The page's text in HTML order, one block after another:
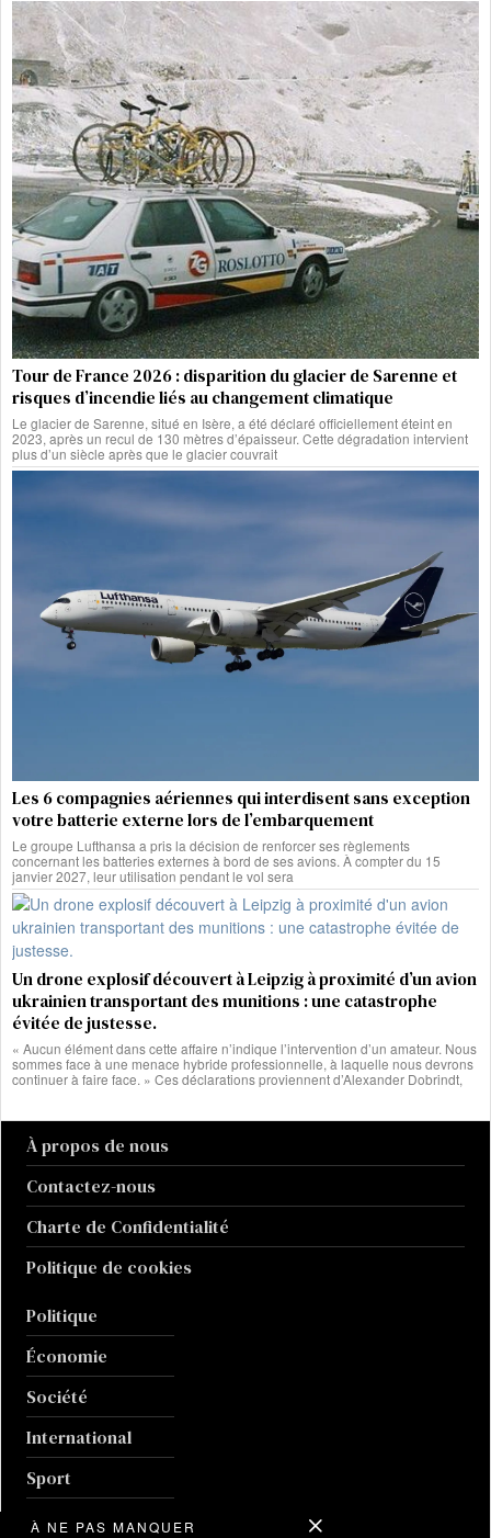
Tour de France 2026 : disparition du glacier de Sarenne et
risques d’incendie liés au changement climatique
Le glacier de Sarenne, situé en Isère, a été déclaré officiellement éteint en
2023, après un recul de 130 mètres d’épaisseur. Cette dégradation intervient
plus d’un siècle après que le glacier couvrait
Les 6 compagnies aériennes qui interdisent sans exception
votre batterie externe lors de l’embarquement
Le groupe Lufthansa a pris la décision de renforcer ses règlements
concernant les batteries externes à bord de ses avions. À compter du 15
janvier 2027, leur utilisation pendant le vol sera
Un drone explosif découvert à Leipzig à proximité d’un avion
ukrainien transportant des munitions : une catastrophe
évitée de justesse.
« Aucun élément dans cette affaire n’indique l’intervention d’un amateur. Nous
sommes face à une menace hybride professionnelle, à laquelle nous devrons
continuer à faire face. » Ces déclarations proviennent d’Alexander Dobrindt,
À propos de nous
Contactez-nous
Charte de Confidentialité
Politique de cookies
Politique
Économie
Société
International
Sport
Culture
À NE PAS MANQUER